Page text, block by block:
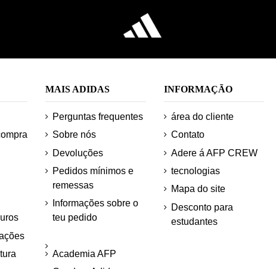
MAIS ADIDAS
Perguntas frequentes
Sobre nós
Devoluções
Pedidos mínimos e
remessas
Informações sobre o
teu pedido
Academia AFP
INFORMAÇÃO
área do cliente
Contato
Adere á AFP CREW
tecnologias
Mapa do site
Desconto para
estudantes